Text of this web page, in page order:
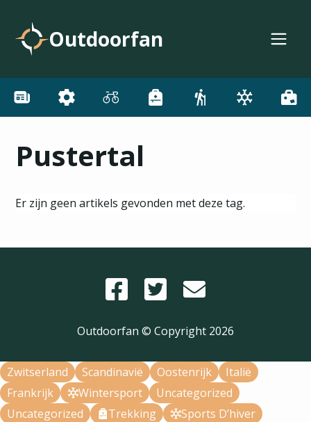
Outdoorfan
Pustertal
Er zijn geen artikels gevonden met deze tag.
Outdoorfan © Copyright 2026
Zwitserland Scandinavië Oostenrijk
Italië
Frankrijk
Wintersport
Uncategorized
Uncategorized
Trekking
Sports D’hiver